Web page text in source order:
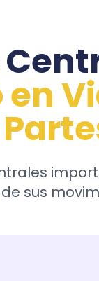
en
sus